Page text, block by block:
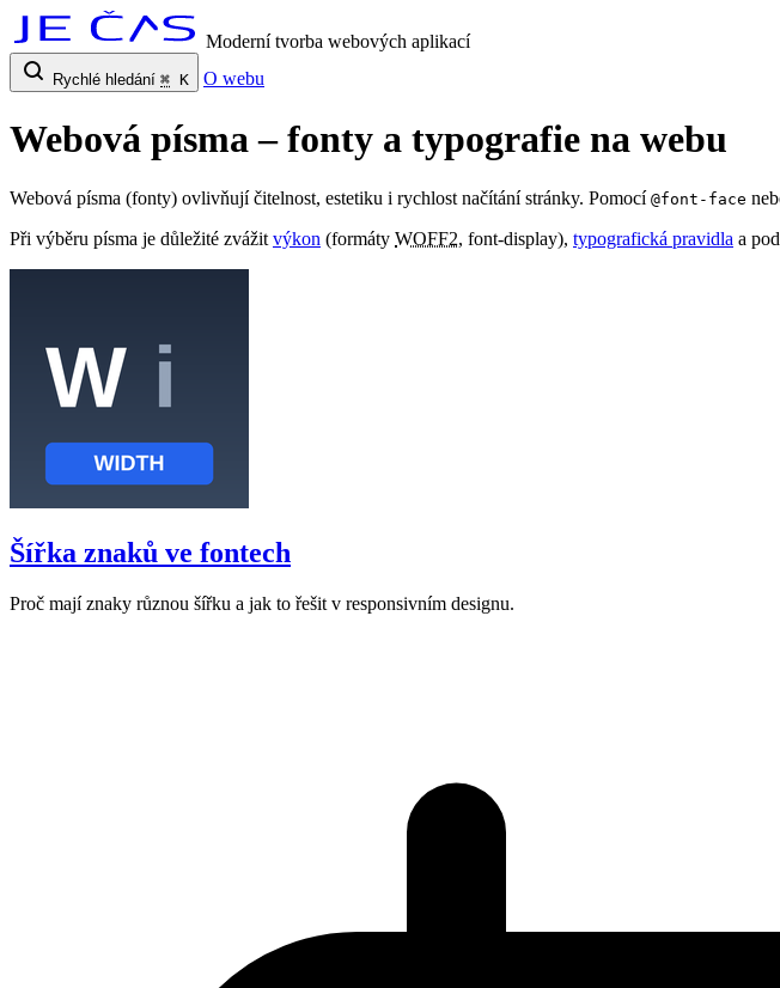
Moderní tvorba webových aplikací
Rychlé hledání ⌘ K O webu
Webová písma – fonty a typografie na webu
Webová písma (fonty) ovlivňují čitelnost, estetiku i rychlost načítání stránky. Pomocí @font-face
Při výběru písma je důležité zvážit výkon (formáty WOFF2, font-display), typografická pravidla a
Šířka znaků ve fontech
Proč mají znaky různou šířku a jak to řešit v responsivním designu.